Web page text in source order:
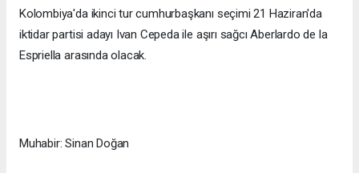
Kolombiya'da ikinci tur cumhurbaşkanı seçimi 21 Haziran'da
iktidar partisi adayı Ivan Cepeda ile aşırı sağcı Aberlardo de la
Espriella arasında olacak.
Muhabir: Sinan Doğan